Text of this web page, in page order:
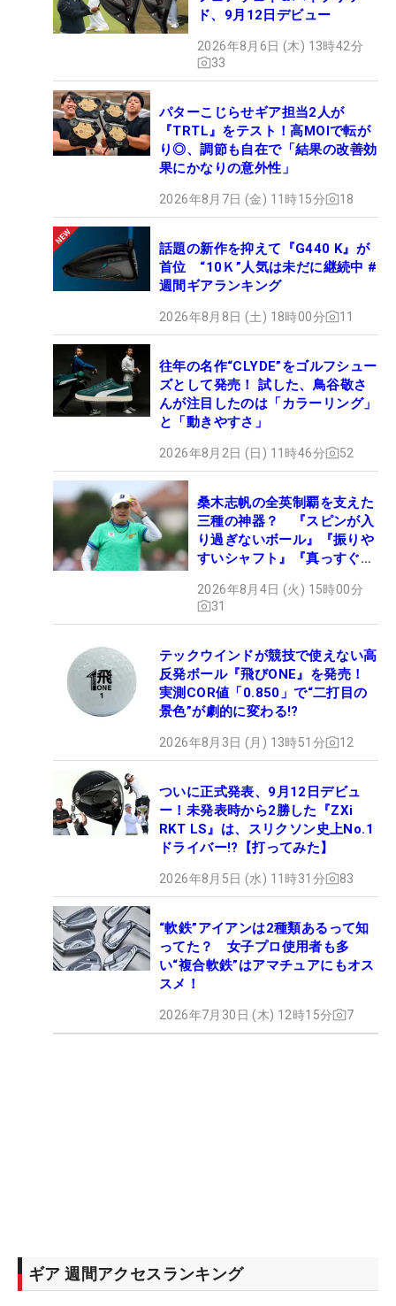
ド、9月12日デビュー
2026年8月6日 (木) 13時42分
33
パターこじらせギア担当2人が
『TRTL』をテスト！高MOIで転が
り◎、調節も自在で「結果の改善効
果にかなりの意外性」
2026年8月7日 (金) 11時15分 18
話題の新作を抑えて『G440 K』が
首位 “10Ｋ”人気は未だに継続中 #
週間ギアランキング
2026年8月8日 (土) 18時00分 11
往年の名作“CLYDE”をゴルフシュー
ズとして発売！ 試した、鳥谷敬さ
んが注目したのは「カラーリング」
と「動きやすさ」
2026年8月2日 (日) 11時46分 52
桑木志帆の全英制覇を支えた
三種の神器？ 『スピンが入
り過ぎないボール』『振りや
すいシャフト』『真っすぐ飛
セッティング
2026年8月4日 (火) 15時00分
31
テックウインドが競技で使えない高
反発ボール『飛びONE』を発売！
実測COR値「0.850」で“二打目の
景色”が劇的に変わる!?
2026年8月3日 (月) 13時51分 12
ついに正式発表、9月12日デビュ
ー！未発表時から2勝した『ZXi
RKT LS』は、スリクソン史上No.1
ドライバー!?【打ってみた】
2026年8月5日 (水) 11時31分 83
“軟鉄”アイアンは2種類あるって知
ってた？ 女子プロ使用者も多
い“複合軟鉄”はアマチュアにもオス
スメ！
2026年7月30日 (木) 12時15分 7
ギア 週間アクセスランキング